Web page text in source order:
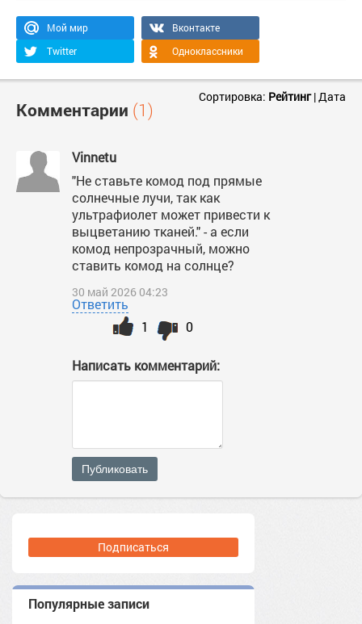
Мой мир
Вконтакте
Twitter
Одноклассники
Комментарии (1)
Сортировка: Рейтинг| Дата
Vinnetu
"Не ставьте комод под прямые
солнечные лучи, так как
ультрафиолет может привести к
выцветанию тканей." - а если
комод непрозрачный, можно
ставить комод на солнце?
30 май 2026 04:23
Ответить
0
1
Написать комментарий:
Публиковать
Подписаться
Популярные записи